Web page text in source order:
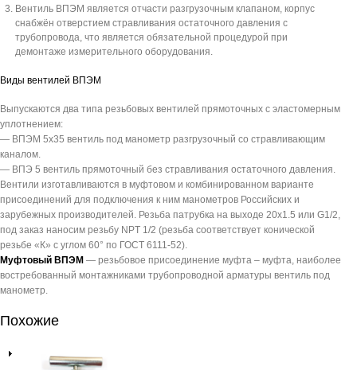
Вентиль ВПЭМ является отчасти разгрузочным клапаном, корпус
снабжён отверстием стравливания остаточного давления с
трубопровода, что является обязательной процедурой при
демонтаже измерительного оборудования.
Виды вентилей ВПЭМ
Выпускаются два типа резьбовых вентилей прямоточных с эластомерным
уплотнением:
— ВПЭМ 5х35 вентиль под манометр разгрузочный со стравливающим
каналом.
— ВПЭ 5 вентиль прямоточный без стравливания остаточного давления.
Вентили изготавливаются в муфтовом и комбинированном варианте
присоединений для подключения к ним манометров Российских и
зарубежных производителей. Резьба патрубка на выходе 20х1.5 или G1/2,
под заказ наносим резьбу NPT 1/2 (резьба соответствует конической
резьбе «К» с углом 60° по ГОСТ 6111-52).
Муфтовый ВПЭМ — резьбовое присоединение муфта – муфта, наиболее
востребованный монтажниками трубопроводной арматуры вентиль под
манометр.
Похожие